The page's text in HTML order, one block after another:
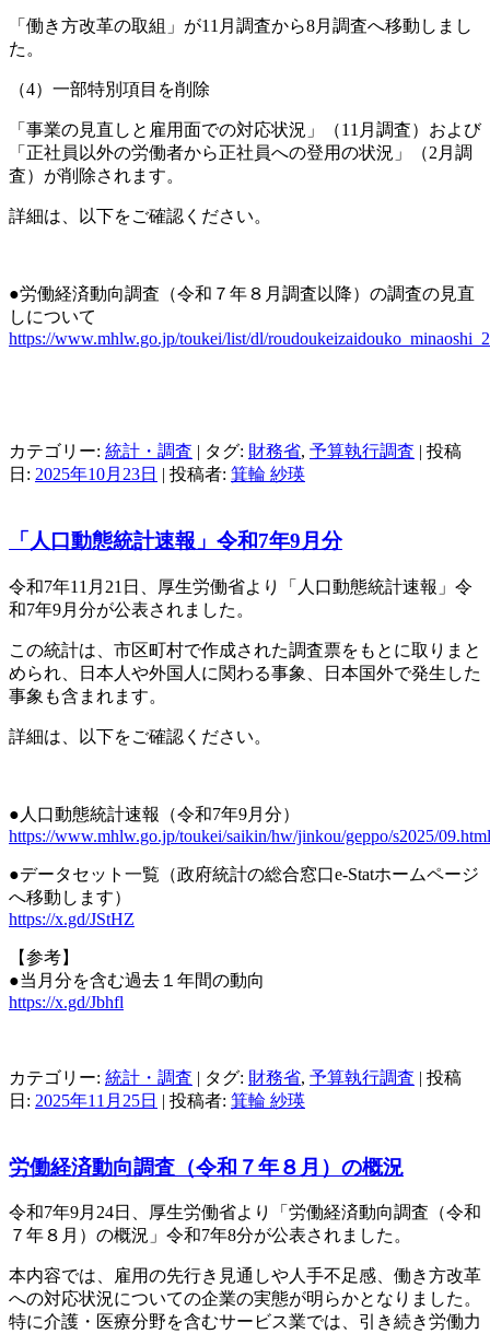
「働き方改革の取組」が11月調査から8月調査へ移動しまし
た。
（4）一部特別項目を削除
「事業の見直しと雇用面での対応状況」（11月調査）および
「正社員以外の労働者から正社員への登用の状況」（2月調
査）が削除されます。
詳細は、以下をご確認ください。
●労働経済動向調査（令和７年８月調査以降）の調査の見直
しについて
https://www.mhlw.go.jp/toukei/list/dl/
カテゴリー: 統計・調査 | タグ: 財務省, 予算執行調査 | 投稿
日: 2025年10月23日 投稿者: 箕輪 紗瑛
「人口動態統計速報」令和7年9月分
令和7年11月21日、厚生労働省より「人口動態統計速報」令
和7年9月分が公表されました。
この統計は、市区町村で作成された調査票をもとに取りまと
められ、日本人や外国人に関わる事象、日本国外で発生した
事象も含まれます。
詳細は、以下をご確認ください。
●人口動態統計速報（令和7年9月分）
https://www.mhlw.go.jp/toukei/saikin/hw/jinkou/geppo/s2025/09.html
●データセット一覧（政府統計の総合窓口e-Statホームページ
へ移動します）
https://x.gd/JStHZ
【参考】
●当月分を含む過去１年間の動向
https://x.gd/Jbhfl
カテゴリー: 統計・調査 | タグ: 財務省, 予算執行調査 | 投稿
日: 2025年11月25日 | 投稿者: 箕輪 紗瑛
労働経済動向調査（令和７年８月）の概況
令和7年9月24日、厚生労働省より「労働経済動向調査（令和
７年８月）の概況」令和7年8分が公表されました。
本内容では、雇用の先行き見通しや人手不足感、働き方改革
への対応状況についての企業の実態が明らかとなりました。
特に介護・医療分野を含むサービス業では、引き続き労働力